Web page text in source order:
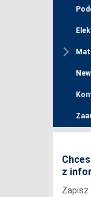
z
Zapisz